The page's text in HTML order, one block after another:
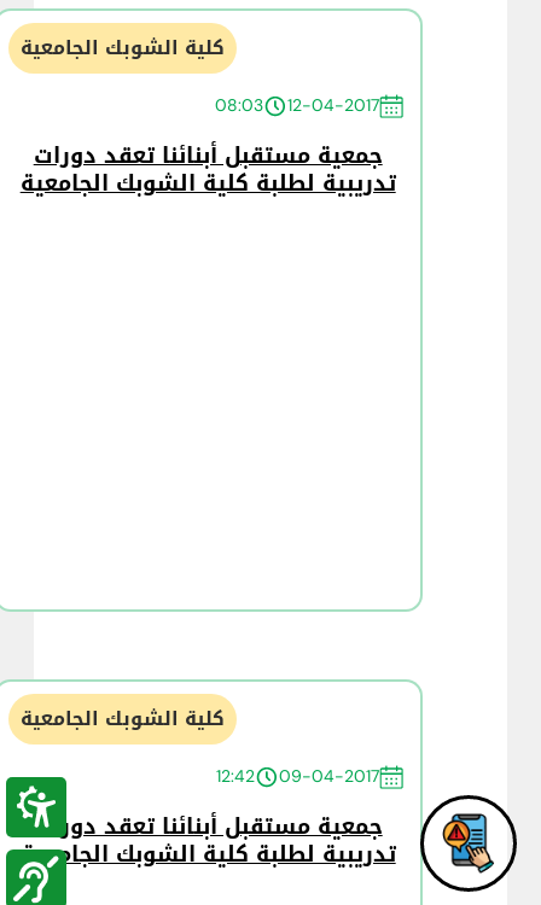
كلية الشوبك الجامعية
12-04-2017
08:03
جمعية مستقبل أبنائنا تعقد دورات
تدريبية لطلبة كلية الشوبك الجامعية
كلية الشوبك الجامعية
09-04-2017
12:42
جمعية مستقبل أبنائنا تعقد دورات
تدريبية لطلبة كلية الشوبك الجامعية